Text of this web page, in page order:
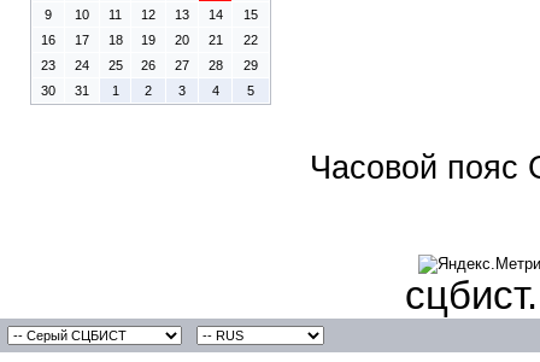
9
10 11 12 13 14
15
16
17 18 19 20 21
22
23
24 25 26 27 28
29
30
31 1 2 3 4 5
Часовой пояс